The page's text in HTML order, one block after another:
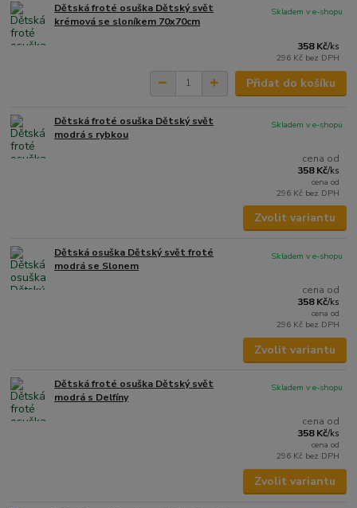
Dětská froté osuška Dětský svět
krémová se sloníkem 70x70cm
358 Kč/ks
296 Kč bez DPH
Skladem v e-shopu
Přidat do košíku
Dětská froté osuška Dětský svět
modrá s rybkou
cena od
358 Kč/ks
cena od
296 Kč bez DPH
Skladem v e-shopu
Zvolit variantu
Dětská osuška Dětský svět froté
modrá se Slonem
cena od
358 Kč/ks
cena od
296 Kč bez DPH
Skladem v e-shopu
Zvolit variantu
Dětská froté osuška Dětský svět
modrá s Delfíny
cena od
358 Kč/ks
cena od
296 Kč bez DPH
Skladem v e-shopu
Zvolit variantu